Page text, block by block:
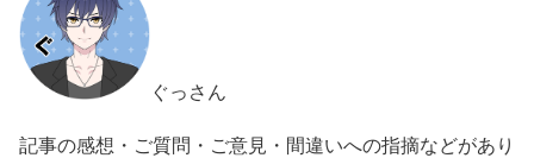
ぐっさん
記事の感想・ご質問・ご意見・間違いへの指摘などがあり